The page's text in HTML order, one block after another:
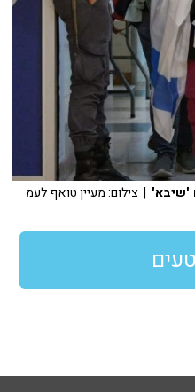
'שיבא' | צילום: מעיין טואף לעמ